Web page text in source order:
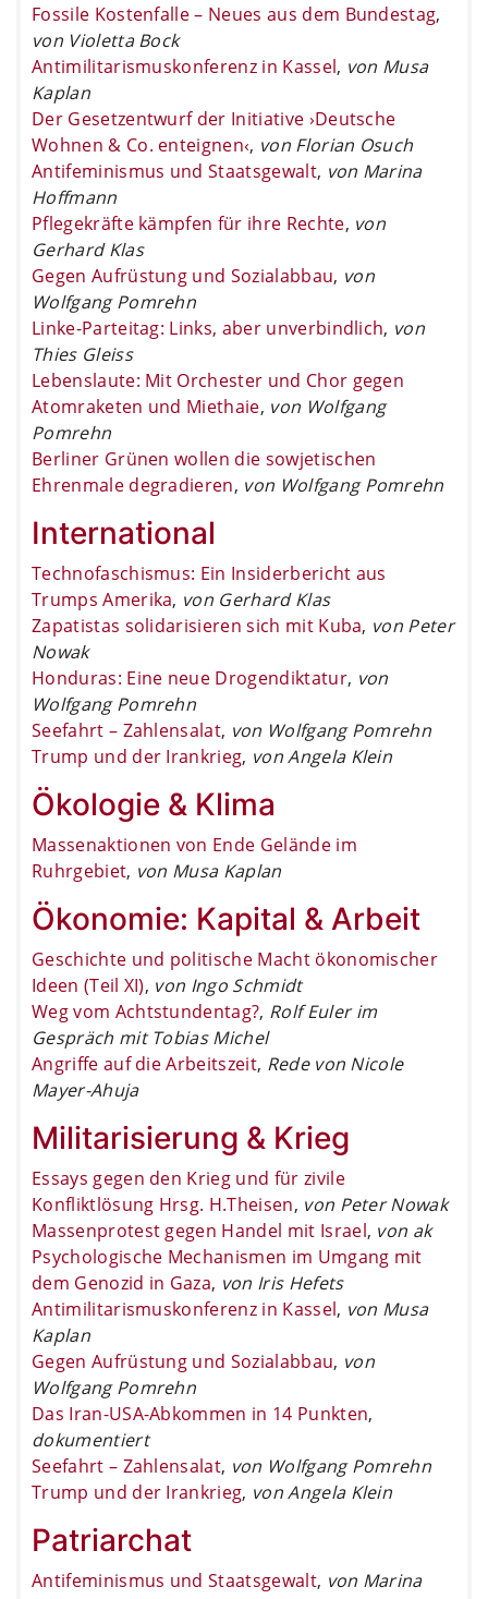
Fossile Kostenfalle – Neues aus dem Bundestag,
von Violetta Bock
Antimilitarismuskonferenz in Kassel, von Musa
Kaplan
Der Gesetzentwurf der Initiative ›Deutsche
Wohnen & Co. enteignen‹, von Florian Osuch
Antifeminismus und Staatsgewalt, von Marina
Hoffmann
Pflegekräfte kämpfen für ihre Rechte, von
Gerhard Klas
Gegen Aufrüstung und Sozialabbau, von
Wolfgang Pomrehn
Linke-Parteitag: Links, aber unverbindlich, von
Thies Gleiss
Lebenslaute: Mit Orchester und Chor gegen
Atomraketen und Miethaie, von Wolfgang
Pomrehn
Berliner Grünen wollen die sowjetischen
Ehrenmale degradieren, von Wolfgang Pomrehn
International
Technofaschismus: Ein Insiderbericht aus
Trumps Amerika, von Gerhard Klas
Zapatistas solidarisieren sich mit Kuba, von Peter
Nowak
Honduras: Eine neue Drogendiktatur, von
Wolfgang Pomrehn
Seefahrt – Zahlensalat, von Wolfgang Pomrehn
Trump und der Irankrieg, von Angela Klein
Ökologie & Klima
Massenaktionen von Ende Gelände im
Ruhrgebiet, von Musa Kaplan
Ökonomie: Kapital & Arbeit
Geschichte und politische Macht ökonomischer
Ideen (Teil XI), von Ingo Schmidt
Weg vom Achtstundentag?, Rolf Euler im
Gespräch mit Tobias Michel
Angriffe auf die Arbeitszeit, Rede von Nicole
Mayer-Ahuja
Militarisierung & Krieg
Essays gegen den Krieg und für zivile
Konfliktlösung Hrsg. H.Theisen, von Peter Nowak
Massenprotest gegen Handel mit Israel, von ak
Psychologische Mechanismen im Umgang mit
dem Genozid in Gaza, von Iris Hefets
Antimilitarismuskonferenz in Kassel, von Musa
Kaplan
Gegen Aufrüstung und Sozialabbau, von
Wolfgang Pomrehn
Das Iran-USA-Abkommen in 14 Punkten,
dokumentiert
Seefahrt – Zahlensalat, von Wolfgang Pomrehn
Trump und der Irankrieg, von Angela Klein
Patriarchat
Antifeminismus und Staatsgewalt, von Marina